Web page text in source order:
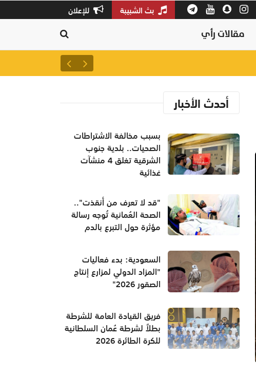
بث الشبيبة للإعلان
مقالات رأي
بسبب مخالفة الاشتراطات الصحيات..
أحدث الأخبار
بسبب مخالفة الاشتراطات
الصحيات.. بلدية جنوب
الشرقية تغلق 4 منشآت
غذائية
"قد لا تعرف من أنقذت"..
الصحة العُمانية تُوجه رسالة
مؤثرة حول التبرع بالدم
السعودية: بدء فعاليات
"المزاد الدولي لمزارع إنتاج
الصقور 2026"
فريق القيادة العامة للشرطة
بطلاً لشرطة عُمان السلطانية
للكرة الطائرة 2026